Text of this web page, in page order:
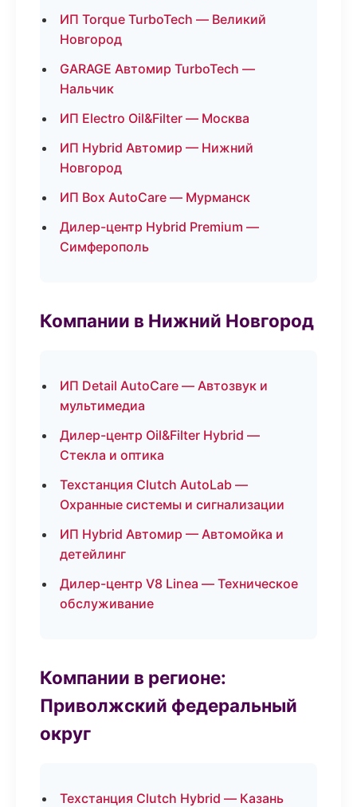
ИП Torque TurboTech — Великий
Новгород
GARAGE Автомир TurboTech —
Нальчик
ИП Electro Oil&Filter — Москва
ИП Hybrid Автомир — Нижний
Новгород
ИП Box AutoCare — Мурманск
Дилер-центр Hybrid Premium —
Симферополь
Компании в Нижний Новгород
ИП Detail AutoCare — Автозвук и
мультимедиа
Дилер-центр Oil&Filter Hybrid —
Стекла и оптика
Техстанция Clutch AutoLab —
Охранные системы и сигнализации
ИП Hybrid Автомир — Автомойка и
детейлинг
Дилер-центр V8 Linea — Техническое
обслуживание
Компании в регионе:
Приволжский федеральный
округ
Техстанция Clutch Hybrid — Казань